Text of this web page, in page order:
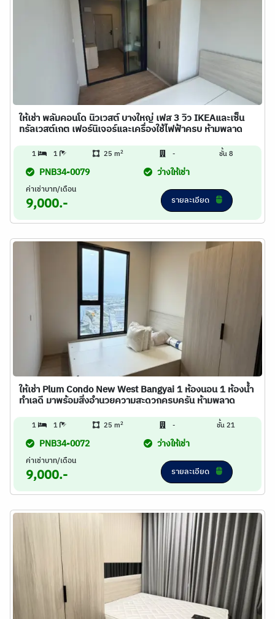
ให้เช่า พลัมคอนโด นิวเวสต์ บางใหญ่ เฟส 3 วิว IKEAและเซ็น
ทรัลเวสต์เกต เฟอร์นิเจอร์และเครื่องใช้ไฟฟ้าครบ ห้ามพลาด
1 1 25 m2 - ชั้น 8
PNB34-0079 ว่างให้เช่า
ค่าเช่าบาท/เดือน
9,000.- รายละเอียด
ให้เช่า Plum Condo New West Bangyai 1 ห้องนอน 1 ห้องน้ำ
ทำเลดี มาพร้อมสิ่งอำนวยความสะดวกครบครัน ห้ามพลาด
1 1 25 m2 - ชั้น 21
PNB34-0072 ว่างให้เช่า
ค่าเช่าบาท/เดือน
9,000.- รายละเอียด